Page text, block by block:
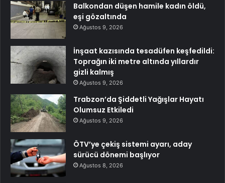
Balkondan düşen hamile kadın öldü,
eşi gözaltında
Ağustos 9, 2026
İnşaat kazısında tesadüfen keşfedildi:
Toprağın iki metre altında yıllardır
gizli kalmış
Ağustos 9, 2026
Trabzon’da Şiddetli Yağışlar Hayatı
Olumsuz Etkiledi
Ağustos 9, 2026
ÖTV’ye çekiş sistemi ayarı, aday
sürücü dönemi başlıyor
Ağustos 8, 2026